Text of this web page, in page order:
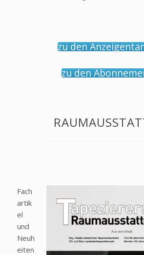
zu den
zu den
Fach
artik
el
und
Neuh
eiten